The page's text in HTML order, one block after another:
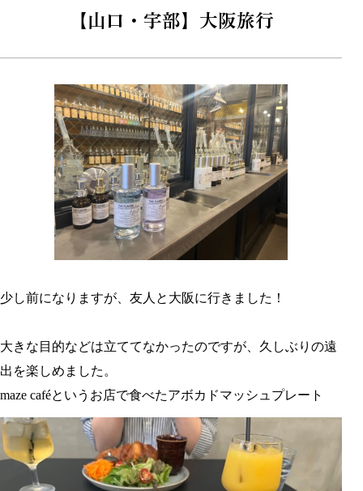
【山口・宇部】大阪旅行
少し前になりますが、友人と大阪に行きました！
大きな目的などは立ててなかったのですが、久しぶりの遠
出を楽しめました。
maze caféというお店で食べたアボカドマッシュプレート